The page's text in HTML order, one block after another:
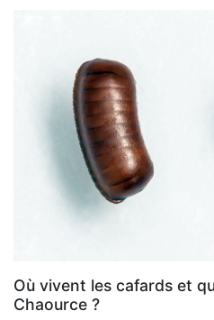
Où vivent les cafards et
Chaource ?